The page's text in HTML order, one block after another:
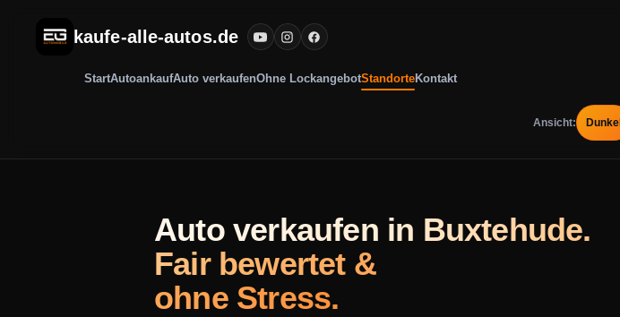
kaufe-alle-autos.de
StartAutoankaufAuto verkaufenOhne LockangebotStandorteKontakt
Ansicht: Dunkel
Auto verkaufen in Buxtehude.
Fair bewertet &
ohne Stress.